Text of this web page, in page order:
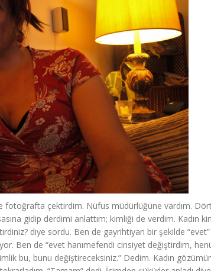
fotoğrafta çektirdim. Nüfus müdürlüğüne vardım.
gidip derdimi anlattım; kimliği de verdim. Kadın
diye sordu. Ben de gayrihtiyari bir şekilde
Ben de “evet hanımefendi cinsiyet değiştirdim,
bu, bunu değiştireceksiniz.” Dedim. Kadın